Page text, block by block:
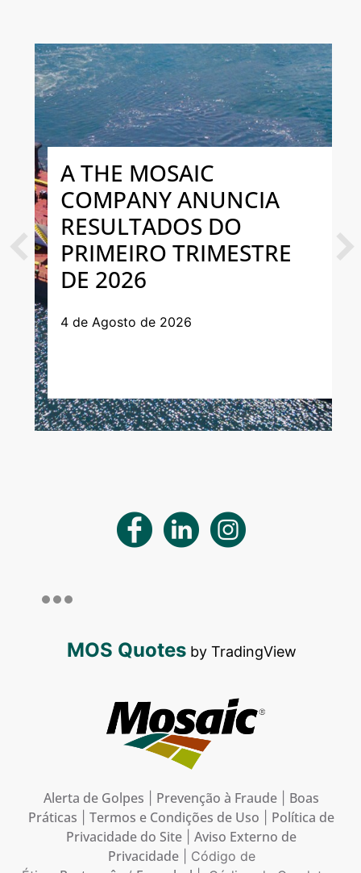
A THE MOSAIC
COMPANY ANUNCIA
RESULTADOS DO
PRIMEIRO TRIMESTRE
DE 2026
4 de Agosto de 2026
Previous
MOS Quotesby TradingView
Alerta de Golpes Prevenção à Fraude
Boas
Práticas
Termos e Condições de Uso
Política de
Privacidade do Site
Aviso Externo de
Privacidade| Código de